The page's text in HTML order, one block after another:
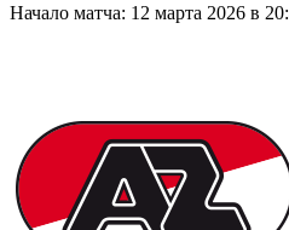
Начало матча: 12 марта 2026 в